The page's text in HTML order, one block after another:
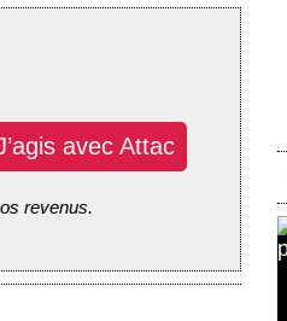
avec Attac
revenus.